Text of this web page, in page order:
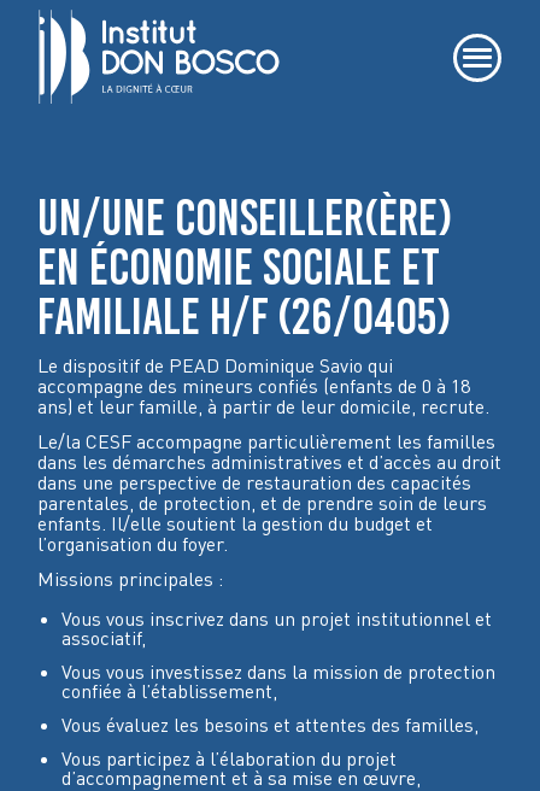
UN/UNE CONSEILLER(ÈRE)
EN ÉCONOMIE SOCIALE ET
FAMILIALE H/F (26/0405)
Le dispositif de PEAD Dominique Savio qui
accompagne des mineurs confiés (enfants de 0 à 18
ans) et leur famille, à partir de leur domicile, recrute.
Le/la CESF accompagne particulièrement les familles
dans les démarches administratives et d’accès au droit
dans une perspective de restauration des capacités
parentales, de protection, et de prendre soin de leurs
enfants. Il/elle soutient la gestion du budget et
l’organisation du foyer.
Missions principales :
Vous vous inscrivez dans un projet institutionnel et
associatif,
Vous vous investissez dans la mission de protection
confiée à l’établissement,
Vous évaluez les besoins et attentes des familles,
Vous participez à l’élaboration du projet
d’accompagnement et à sa mise en œuvre,